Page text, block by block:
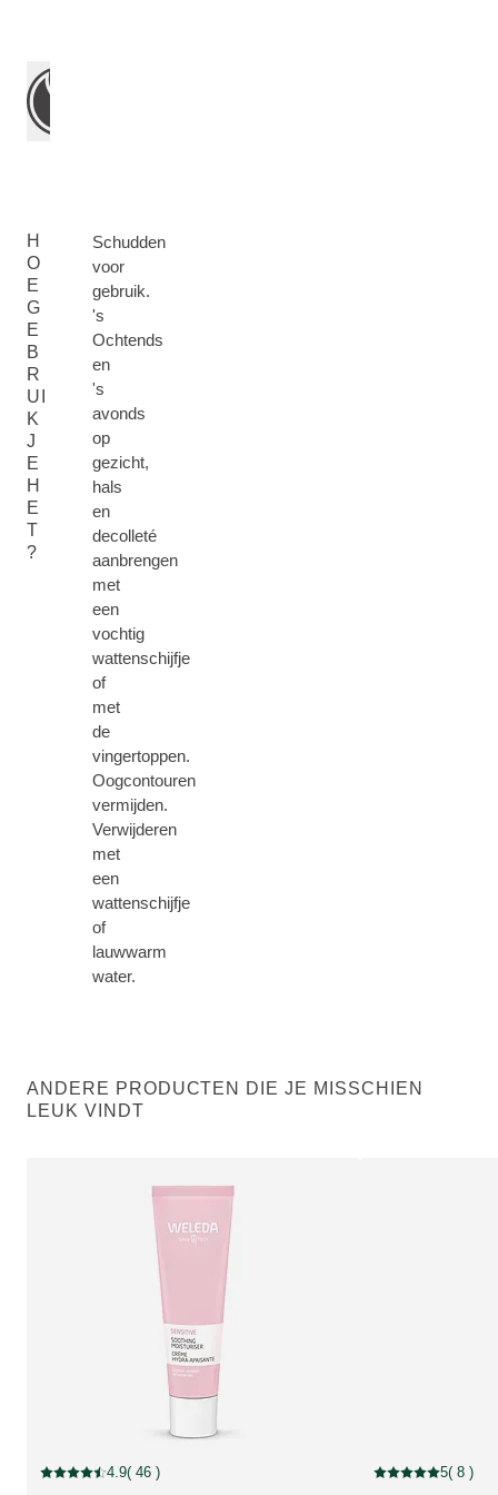
H
O
E
G
E
B
R
UI
K
J
E
H
E
T
?
Schudden
voor
gebruik.
's
Ochtends
en
's
avonds
op
gezicht,
hals
en
decolleté
aanbrengen
met
een
vochtig
wattenschijfje
of
met
de
vingertoppen.
Oogcontouren
vermijden.
Verwijderen
met
een
wattenschijfje
of
lauwwarm
water.
ANDERE PRODUCTEN DIE JE MISSCHIEN
LEUK VINDT
Beoordeling: 4.9 van 5 beoordeeld door 46 personen
4.9( 46 ) Beoordeling: 5
5( 8 )